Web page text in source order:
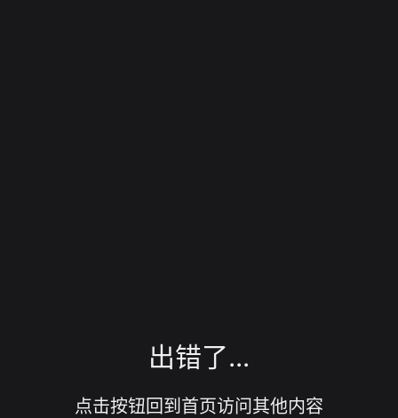
出错了...
点击按钮回到首页访问其他内容